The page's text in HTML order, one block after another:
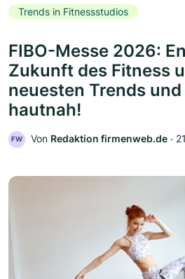
Trends in Fitnessstudios
FIBO-Messe 2026:
Zukunft des Fitness
neuesten Trends
hautnah!
FW Von Redaktion firmenweb.de ‧